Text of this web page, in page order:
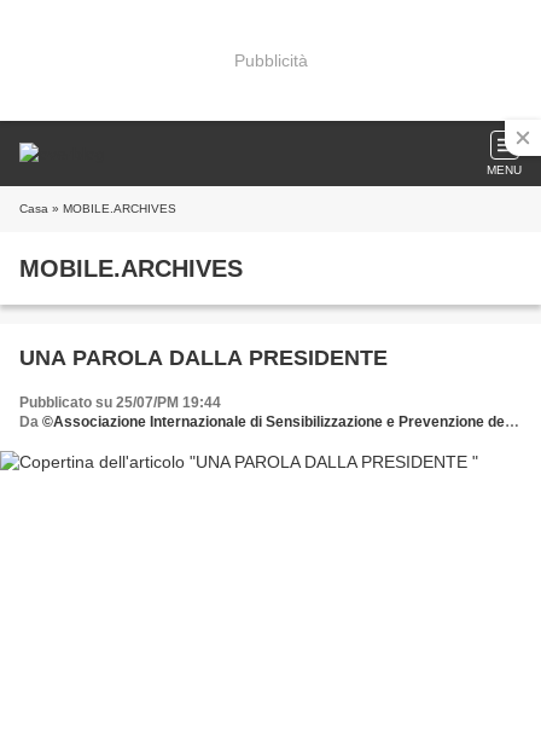
Pubblicità
MENU
Casa » MOBILE.ARCHIVES
MOBILE.ARCHIVES
UNA PAROLA DALLA PRESIDENTE
Pubblicato su 25/07/PM 19:44
Da ©Associazione Internazionale di Sensibilizzazione e Prevenzione delle Patologie della Donna dona all'AISPPD o.n.l.u.s. il tuo 5 x mille C.F. 92029900583